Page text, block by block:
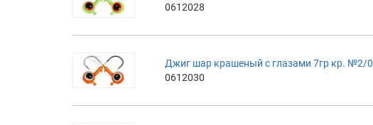
0612028
Джиг шар крашеный с глазами 7гр кр. №2/
0612030